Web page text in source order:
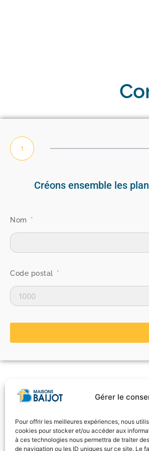
Gérer le
Pour offrir les meilleures expériences, nous
cookies pour stocker et/ou accéder aux
à ces technologies nous permettra de traiter
de navigation ou les ID uniques sur ce site. Le
1
Créons ensemble les
Nom
Code postal